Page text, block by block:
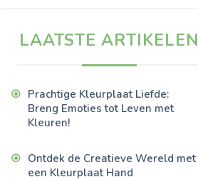
LAATSTE ARTIKELEN
Prachtige Kleurplaat Liefde:
Breng Emoties tot Leven met
Kleuren!
Ontdek de Creatieve Wereld met
een Kleurplaat Hand